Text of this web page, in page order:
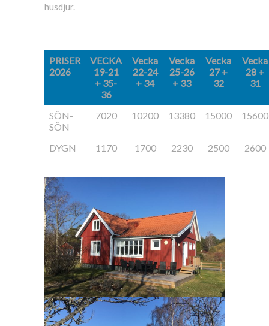
husdjur.
PRISER
2026
VECKA
19-21
+ 35-
36
Vecka
22-24
+ 34
Vecka
25-26
+ 33
Vecka
27 +
32
Vecka
28 +
31
SÖN-
SÖN
7020 10200 13380 15000 15600
DYGN 1170 1700 2230 2500 2600